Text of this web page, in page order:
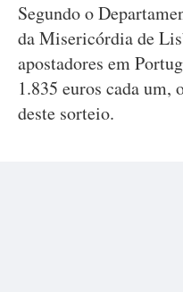
Segundo o
da Misericórdia de
apostadores em
1.835 euros cada um,
deste sorteio.